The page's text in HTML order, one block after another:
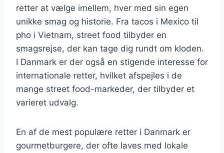
retter at vælge imellem, hver med sin egen
unikke smag og historie. Fra tacos i Mexico til
pho i Vietnam, street food tilbyder en
smagsrejse, der kan tage dig rundt om kloden.
I Danmark er der også en stigende interesse for
internationale retter, hvilket afspejles i de
mange street food-markeder, der tilbyder et
varieret udvalg.
En af de mest populære retter i Danmark er
gourmetburgere, der ofte laves med lokale